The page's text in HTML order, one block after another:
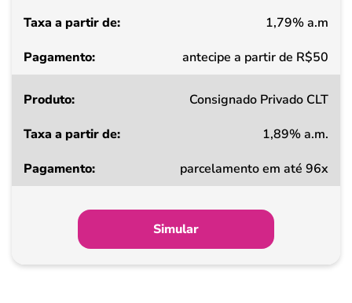
Pagamento
1,79% a.m
antecipe a partir de R$50
Consignado Privado CLT
1,89% a.m.
parcelamento em até 96x
Simular